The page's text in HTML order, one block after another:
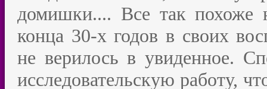
домишки.... Все так похоже
конца 30-х годов в своих
не верилось в увиденное.
исследовательскую работу,